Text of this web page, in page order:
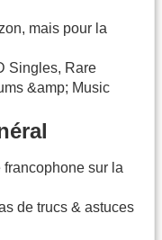
mais pour la
Singles, Rare
&amp; Music
francophone sur la
de trucs & astuces